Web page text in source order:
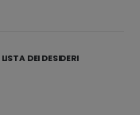
DEI DESIDERI